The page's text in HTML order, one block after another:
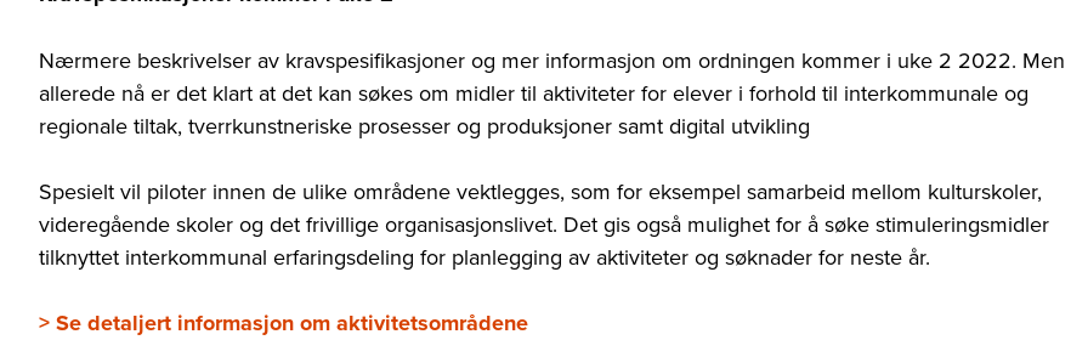
Nærmere beskrivelser av kravspesifikasjoner og mer informasjon om ordningen kommer i uke 2 2022. Men
allerede nå er det klart at det kan søkes om midler til aktiviteter for elever i forhold til interkommunale og
regionale tiltak, tverrkunstneriske prosesser og produksjoner samt digital utvikling
Spesielt vil piloter innen de ulike områdene vektlegges, som for eksempel samarbeid mellom kulturskoler,
videregående skoler og det frivillige organisasjonslivet. Det gis også mulighet for å søke stimuleringsmidler
tilknyttet interkommunal erfaringsdeling for planlegging av aktiviteter og søknader for neste år.
> Se detaljert informasjon om aktivitetsområdene